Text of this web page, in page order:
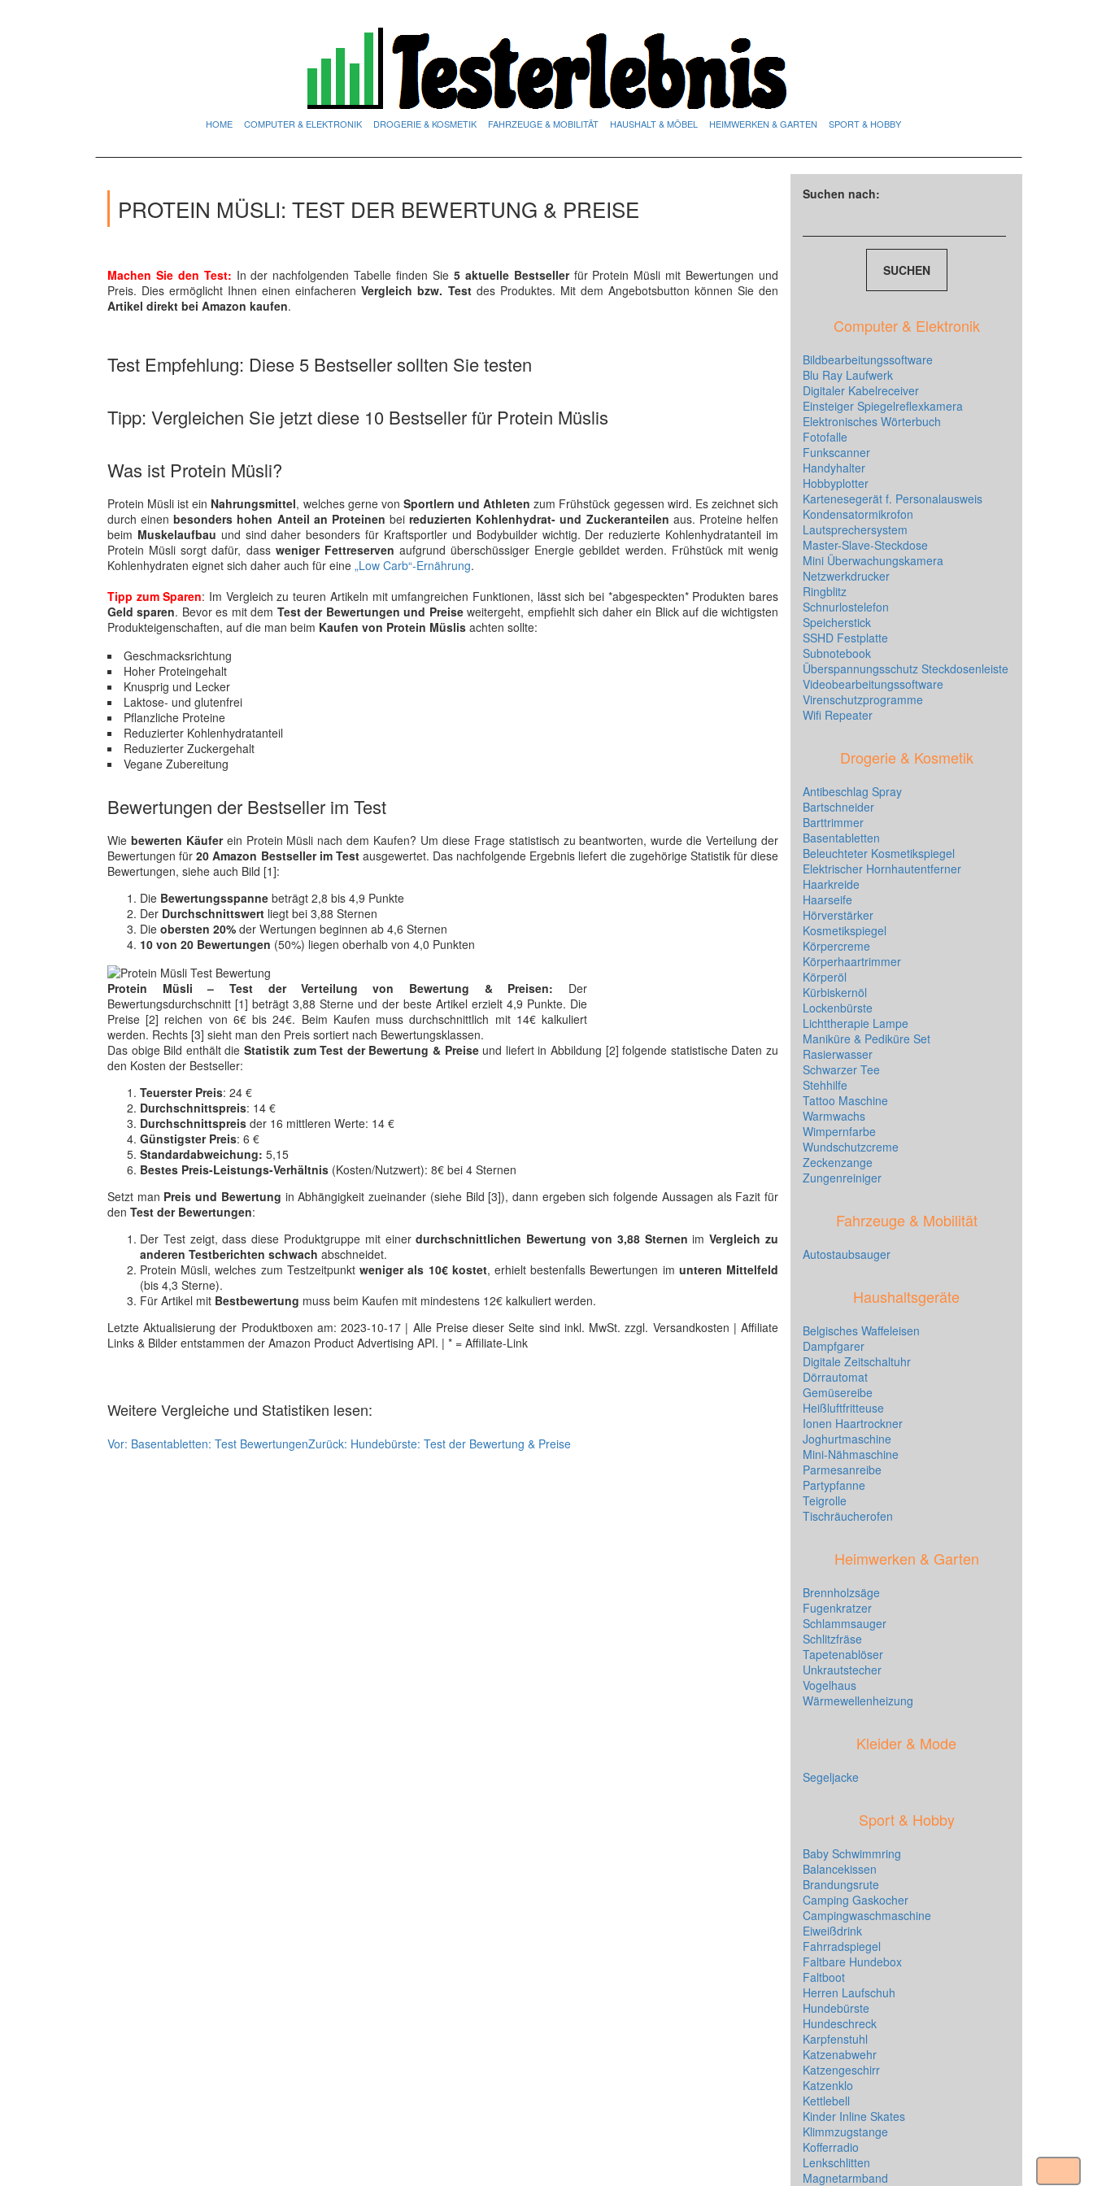
HOME COMPUTER & ELEKTRONIK DROGERIE & KOSMETIK FAHRZEUGE & MOBILITÄT HAUSHALT & MÖBEL HEIMWERKEN & GARTEN SPORT & HOBBY
PROTEIN MÜSLI: TEST DER BEWERTUNG & PREISE
Machen Sie den Test: In der nachfolgenden Tabelle finden Sie 5 aktuelle Bestsellerfür Protein Müsli mit Bewertungen und
Preis. Dies ermöglicht Ihnen einen einfacherenVergleich bzw. Testdes Produktes. Mit dem Angebotsbutton können Sie den
Artikel direkt bei Amazon kaufen.
Test Empfehlung: Diese 5 Bestseller sollten Sie testen
Tipp: Vergleichen Sie jetzt diese 10 Bestseller für Protein Müslis
Was ist Protein Müsli?
Protein Müsli ist ein Nahrungsmittel, welches gerne von Sportlern und Athleten zum Frühstück gegessen wird. Es zeichnet sich
durch einenbesonders hohen Anteil an Proteinen beireduzierten Kohlenhydrat- und Zuckeranteilen aus. Proteine helfen
beim Muskelaufbau und sind daher besonders für Kraftsportler und Bodybuilder wichtig. Der reduzierte Kohlenhydratanteil im
Protein Müsli sorgt dafür, dass weniger Fettreserven aufgrund überschüssiger Energie gebildet werden. Frühstück mit wenig
Kohlenhydraten eignet sich daher auch für eine „Low Carb“-Ernährung.
Tipp zum Sparen: Im Vergleich zu teuren Artikeln mit umfangreichen Funktionen, lässt sich bei *abgespeckten* Produkten bares
Geld sparen. Bevor es mit dem Test der Bewertungen und Preiseweitergeht, empfiehlt sich daher ein Blick auf die wichtigsten
Produkteigenschaften, auf die man beim Kaufen von Protein Müslis achten sollte:
Geschmacksrichtung
Hoher Proteingehalt
Knusprig und Lecker
Laktose- und glutenfrei
Pflanzliche Proteine
Reduzierter Kohlenhydratanteil
Reduzierter Zuckergehalt
Vegane Zubereitung
Bewertungen der Bestseller im Test
Wie bewerten Käuferein Protein Müsli nach dem Kaufen? Um diese Frage statistisch zu beantworten, wurde die Verteilung der
Bewertungen für20 Amazon Bestseller im Testausgewertet. Das nachfolgende Ergebnis liefert die zugehörige Statistik für diese
Bewertungen, siehe auch Bild [1]:
Die Bewertungsspanne beträgt 2,8 bis 4,9 Punkte
Der Durchschnittswert liegt bei 3,88 Sternen
Die obersten 20% der Wertungen beginnen ab 4,6 Sternen
10 von 20 Bewertungen (50%) liegen oberhalb von 4,0 Punkten
Protein Müsli – Test der Verteilung von Bewertung & Preisen: Der
Bewertungsdurchschnitt [1] beträgt 3,88 Sterne und der beste Artikel erzielt 4,9 Punkte. Die
Preise [2] reichen von 6€ bis 24€. Beim Kaufen muss durchschnittlich mit 14€ kalkuliert
werden. Rechts [3] sieht man den Preis sortiert nach Bewertungsklassen.
Das obige Bild enthält die Statistik zum Test der Bewertung & Preiseund liefert in Abbildung [2] folgende statistische Daten zu
den Kosten der Bestseller:
Teuerster Preis: 24 €
Durchschnittspreis: 14 €
Durchschnittspreis der 16 mittleren Werte: 14 €
Günstigster Preis: 6 €
Standardabweichung: 5,15
Bestes Preis-Leistungs-Verhältnis (Kosten/Nutzwert): 8€ bei 4 Sternen
Setzt man Preis und Bewertung in Abhängigkeit zueinander (siehe Bild [3]), dann ergeben sich folgende Aussagen als Fazit für
den Test der Bewertungen:
Der Test zeigt, dass diese Produktgruppe mit einerdurchschnittlichen Bewertung von 3,88 Sternen imVergleich zu
anderen Testberichten schwach abschneidet.
Protein Müsli, welches zum Testzeitpunktweniger als 10€ kostet, erhielt bestenfalls Bewertungen im unteren Mittelfeld
(bis 4,3 Sterne).
Für Artikel mit Bestbewertung muss beim Kaufen mit mindestens 12€ kalkuliert werden.
Letzte Aktualisierung der Produktboxen am: 2023-10-17 | Alle Preise dieser Seite sind inkl. MwSt. zzgl. Versandkosten | Affiliate
Links & Bilder entstammen der Amazon Product Advertising API. | * = Affiliate-Link
Weitere Vergleiche und Statistiken lesen:
Vor: Basentabletten: Test BewertungenZurück: Hundebürste: Test der Bewertung & Preise
Suchen nach:
Computer & Elektronik
Bildbearbeitungssoftware
Blu Ray Laufwerk
Digitaler Kabelreceiver
Einsteiger Spiegelreflexkamera
Elektronisches Wörterbuch
Fotofalle
Funkscanner
Handyhalter
Hobbyplotter
Kartenesegerät f. Personalausweis
Kondensatormikrofon
Lautsprechersystem
Master-Slave-Steckdose
Mini Überwachungskamera
Netzwerkdrucker
Ringblitz
Schnurlostelefon
Speicherstick
SSHD Festplatte
Subnotebook
Überspannungsschutz Steckdosenleiste
Videobearbeitungssoftware
Virenschutzprogramme
Wifi Repeater
Drogerie & Kosmetik
Antibeschlag Spray
Bartschneider
Barttrimmer
Basentabletten
Beleuchteter Kosmetikspiegel
Elektrischer Hornhautentferner
Haarkreide
Haarseife
Hörverstärker
Kosmetikspiegel
Körpercreme
Körperhaartrimmer
Körperöl
Kürbiskernöl
Lockenbürste
Lichttherapie Lampe
Maniküre & Pediküre Set
Rasierwasser
Schwarzer Tee
Stehhilfe
Tattoo Maschine
Warmwachs
Wimpernfarbe
Wundschutzcreme
Zeckenzange
Zungenreiniger
Fahrzeuge & Mobilität
Autostaubsauger
Haushaltsgeräte
Belgisches Waffeleisen
Dampfgarer
Digitale Zeitschaltuhr
Dörrautomat
Gemüsereibe
Heißluftfritteuse
Ionen Haartrockner
Joghurtmaschine
Mini-Nähmaschine
Parmesanreibe
Partypfanne
Teigrolle
Tischräucherofen
Heimwerken & Garten
Brennholzsäge
Fugenkratzer
Schlammsauger
Schlitzfräse
Tapetenablöser
Unkrautstecher
Vogelhaus
Wärmewellenheizung
Kleider & Mode
Segeljacke
Sport & Hobby
Baby Schwimmring
Balancekissen
Brandungsrute
Camping Gaskocher
Campingwaschmaschine
Eiweißdrink
Fahrradspiegel
Faltbare Hundebox
Faltboot
Herren Laufschuh
Hundebürste
Hundeschreck
Karpfenstuhl
Katzenabwehr
Katzengeschirr
Katzenklo
Kettlebell
Kinder Inline Skates
Klimmzugstange
Kofferradio
Lenkschlitten
Magnetarmband